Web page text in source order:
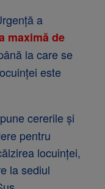
a
maximă de
la care se
este
cererile și
pentru
locuinței,
la sediul